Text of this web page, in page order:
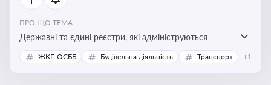
ПРО ЩО ТЕМА:
Державні та єдині реєстри, які адмініструються
Мінюстом України, і є ключовими інструментами для
юридичного захисту, ідентифікації прав, та
ЖКГ, ОСББ Будівельна діяльність Транспорт +1